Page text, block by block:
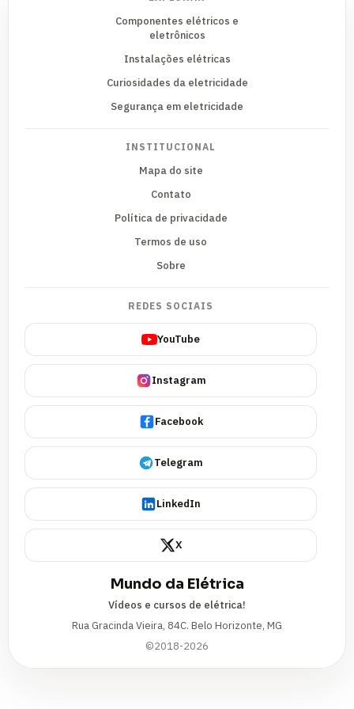
Componentes elétricos e
eletrônicos
Instalações elétricas
Curiosidades da eletricidade
Segurança em eletricidade
INSTITUCIONAL
Mapa do site
Contato
Política de privacidade
Termos de uso
Sobre
REDES SOCIAIS
YouTube
Instagram
Facebook
Telegram
LinkedIn
X
Mundo da Elétrica
Vídeos e cursos de elétrica!
Rua Gracinda Vieira, 84C. Belo Horizonte, MG
©2018-2026